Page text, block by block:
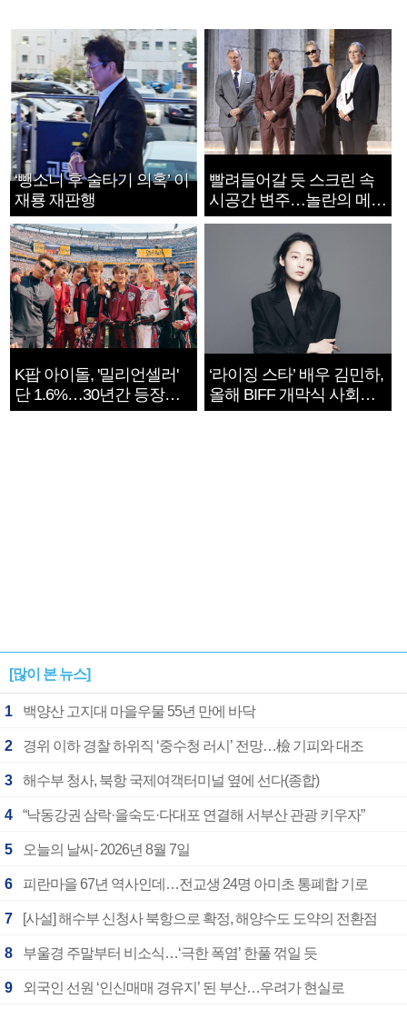
‘뺑소니 후 술타기 의혹’ 이
재룡 재판행
빨려들어갈 듯 스크린 속
시공간 변주…놀란의 메시
지는 ‘전쟁 속죄’
K팝 아이돌, '밀리언셀러'
단 1.6%…30년간 등장
1182개팀 전수조사
‘라이징 스타’ 배우 김민하,
올해 BIFF 개막식 사회자
확정
[많이 본 뉴스]
1 백양산 고지대 마을우물 55년 만에 바닥
2 경위 이하 경찰 하위직 ‘중수청 러시’ 전망…檢 기피와 대조
3 해수부 청사, 북항 국제여객터미널 옆에 선다(종합)
4 “낙동강권 삼락·을숙도·다대포 연결해 서부산 관광 키우자”
5 오늘의 날씨- 2026년 8월 7일
6 피란마을 67년 역사인데…전교생 24명 아미초 통폐합 기로
7 [사설] 해수부 신청사 북항으로 확정, 해양수도 도약의 전환점
8 부울경 주말부터 비소식…‘극한 폭염’ 한풀 꺾일 듯
9 외국인 선원 ‘인신매매 경유지’ 된 부산…우려가 현실로